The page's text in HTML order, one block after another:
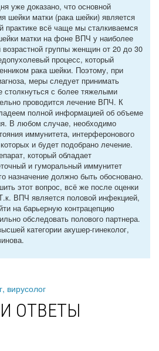
уже доказано, что основной
шейки матки (рака шейки) является
практике всё чаще мы сталкиваемся
матки на фоне ВПЧ у наиболее
возрастной группы женщин от 20 до 30
процесс, который
рака шейки. Поэтому, при
меры следует принимать
столкнуться с более тяжелыми
проводится лечение ВПЧ. К
полной информацией об объеме
В любом случае, необходимо
иммунитета, интерферонового
и будет подобрано лечение.
который обладает
и гуморальный иммунитет
назначение должно быть обосновано.
этот вопрос, всё же после оценки
ВПЧ является половой инфекцией,
на барьерную контрацепцию
обследовать полового партнера.
категории акушер-гинеколог,
вирусолог
ОТВЕТЫ